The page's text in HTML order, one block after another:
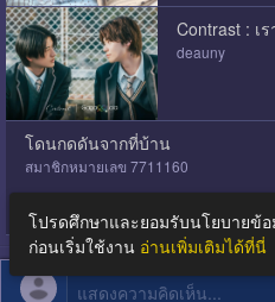
แสดงความคิดเห็น...
Contrast : เ
deauny
โดนกดดันจากที่บ้าน
สมาชิกหมายเลข 7711160
โปรดศึกษาและยอมรับนโยบายข้
ก่อนเริ่มใช้งาน อ่านเพิ่มเติมได้ที่นี่